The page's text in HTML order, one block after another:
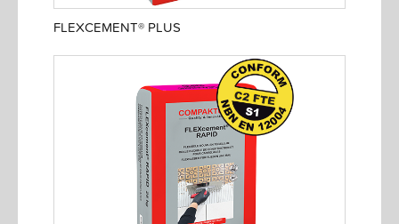
FLEXCEMENT® PLUS